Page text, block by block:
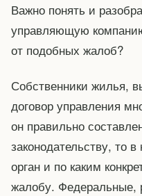
Важно понять и
управляющую
от подобных жалоб?
Собственники жилья,
договор управления
он правильно
законодательству, то
орган и по каким
жалобу. Федеральные,